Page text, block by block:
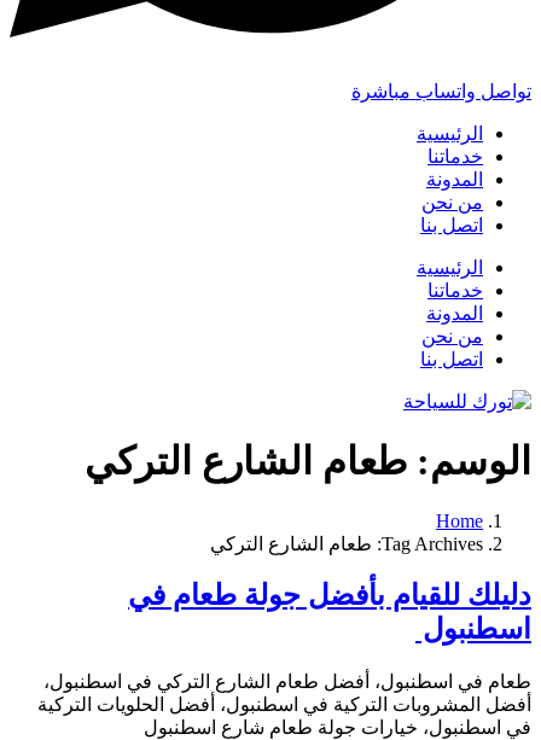
تواصل واتساب مباشرة
الرئيسية
خدماتنا
المدونة
من نحن
اتصل بنا
الرئيسية
خدماتنا
المدونة
من نحن
اتصل بنا
الوسم: طعام الشارع التركي
Home
Tag Archives: طعام الشارع التركي
دليلك للقيام بأفضل جولة طعام في
اسطنبول
طعام في اسطنبول، أفضل طعام الشارع التركي في اسطنبول،
أفضل المشروبات التركية في اسطنبول، أفضل الحلويات التركية
في اسطنبول، خيارات جولة طعام شارع اسطنبول